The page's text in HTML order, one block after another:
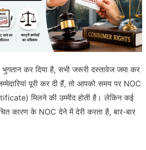
कर दिया है, सभी जरूरी दस्तावेज जमा कर
पूरी कर दी हैं, तो आपको समय पर NOC
मिलने की उम्मीद होती है। लेकिन कई
कारण के NOC देने में देरी करता है, बार-बार